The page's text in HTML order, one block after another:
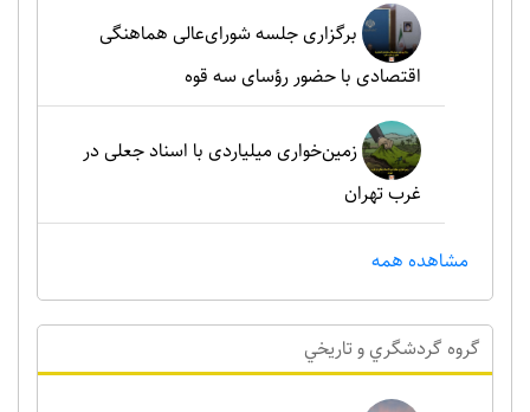
برگزاری جلسه شورای‌عالی هماهنگی
اقتصادی با حضور رؤسای سه قوه
زمین‌خواری میلیاردی با اسناد جعلی در
غرب تهران
مشاهده همه
گروه گردشگري و تاريخي